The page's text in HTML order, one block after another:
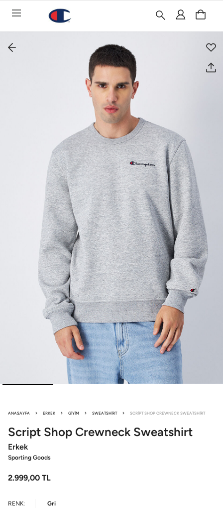
ANASAYFA ERKEK GIYIM SWEATSHIRT SCRIPT SHOP CREWNECK SWEATSHIRT
Script Shop Crewneck Sweatshirt
Erkek
Sporting Goods
2.999,00 TL
RENK: Gri